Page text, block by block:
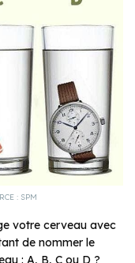
: SPM
votre cerveau avec
de nommer le
: A, B, C ou D ?